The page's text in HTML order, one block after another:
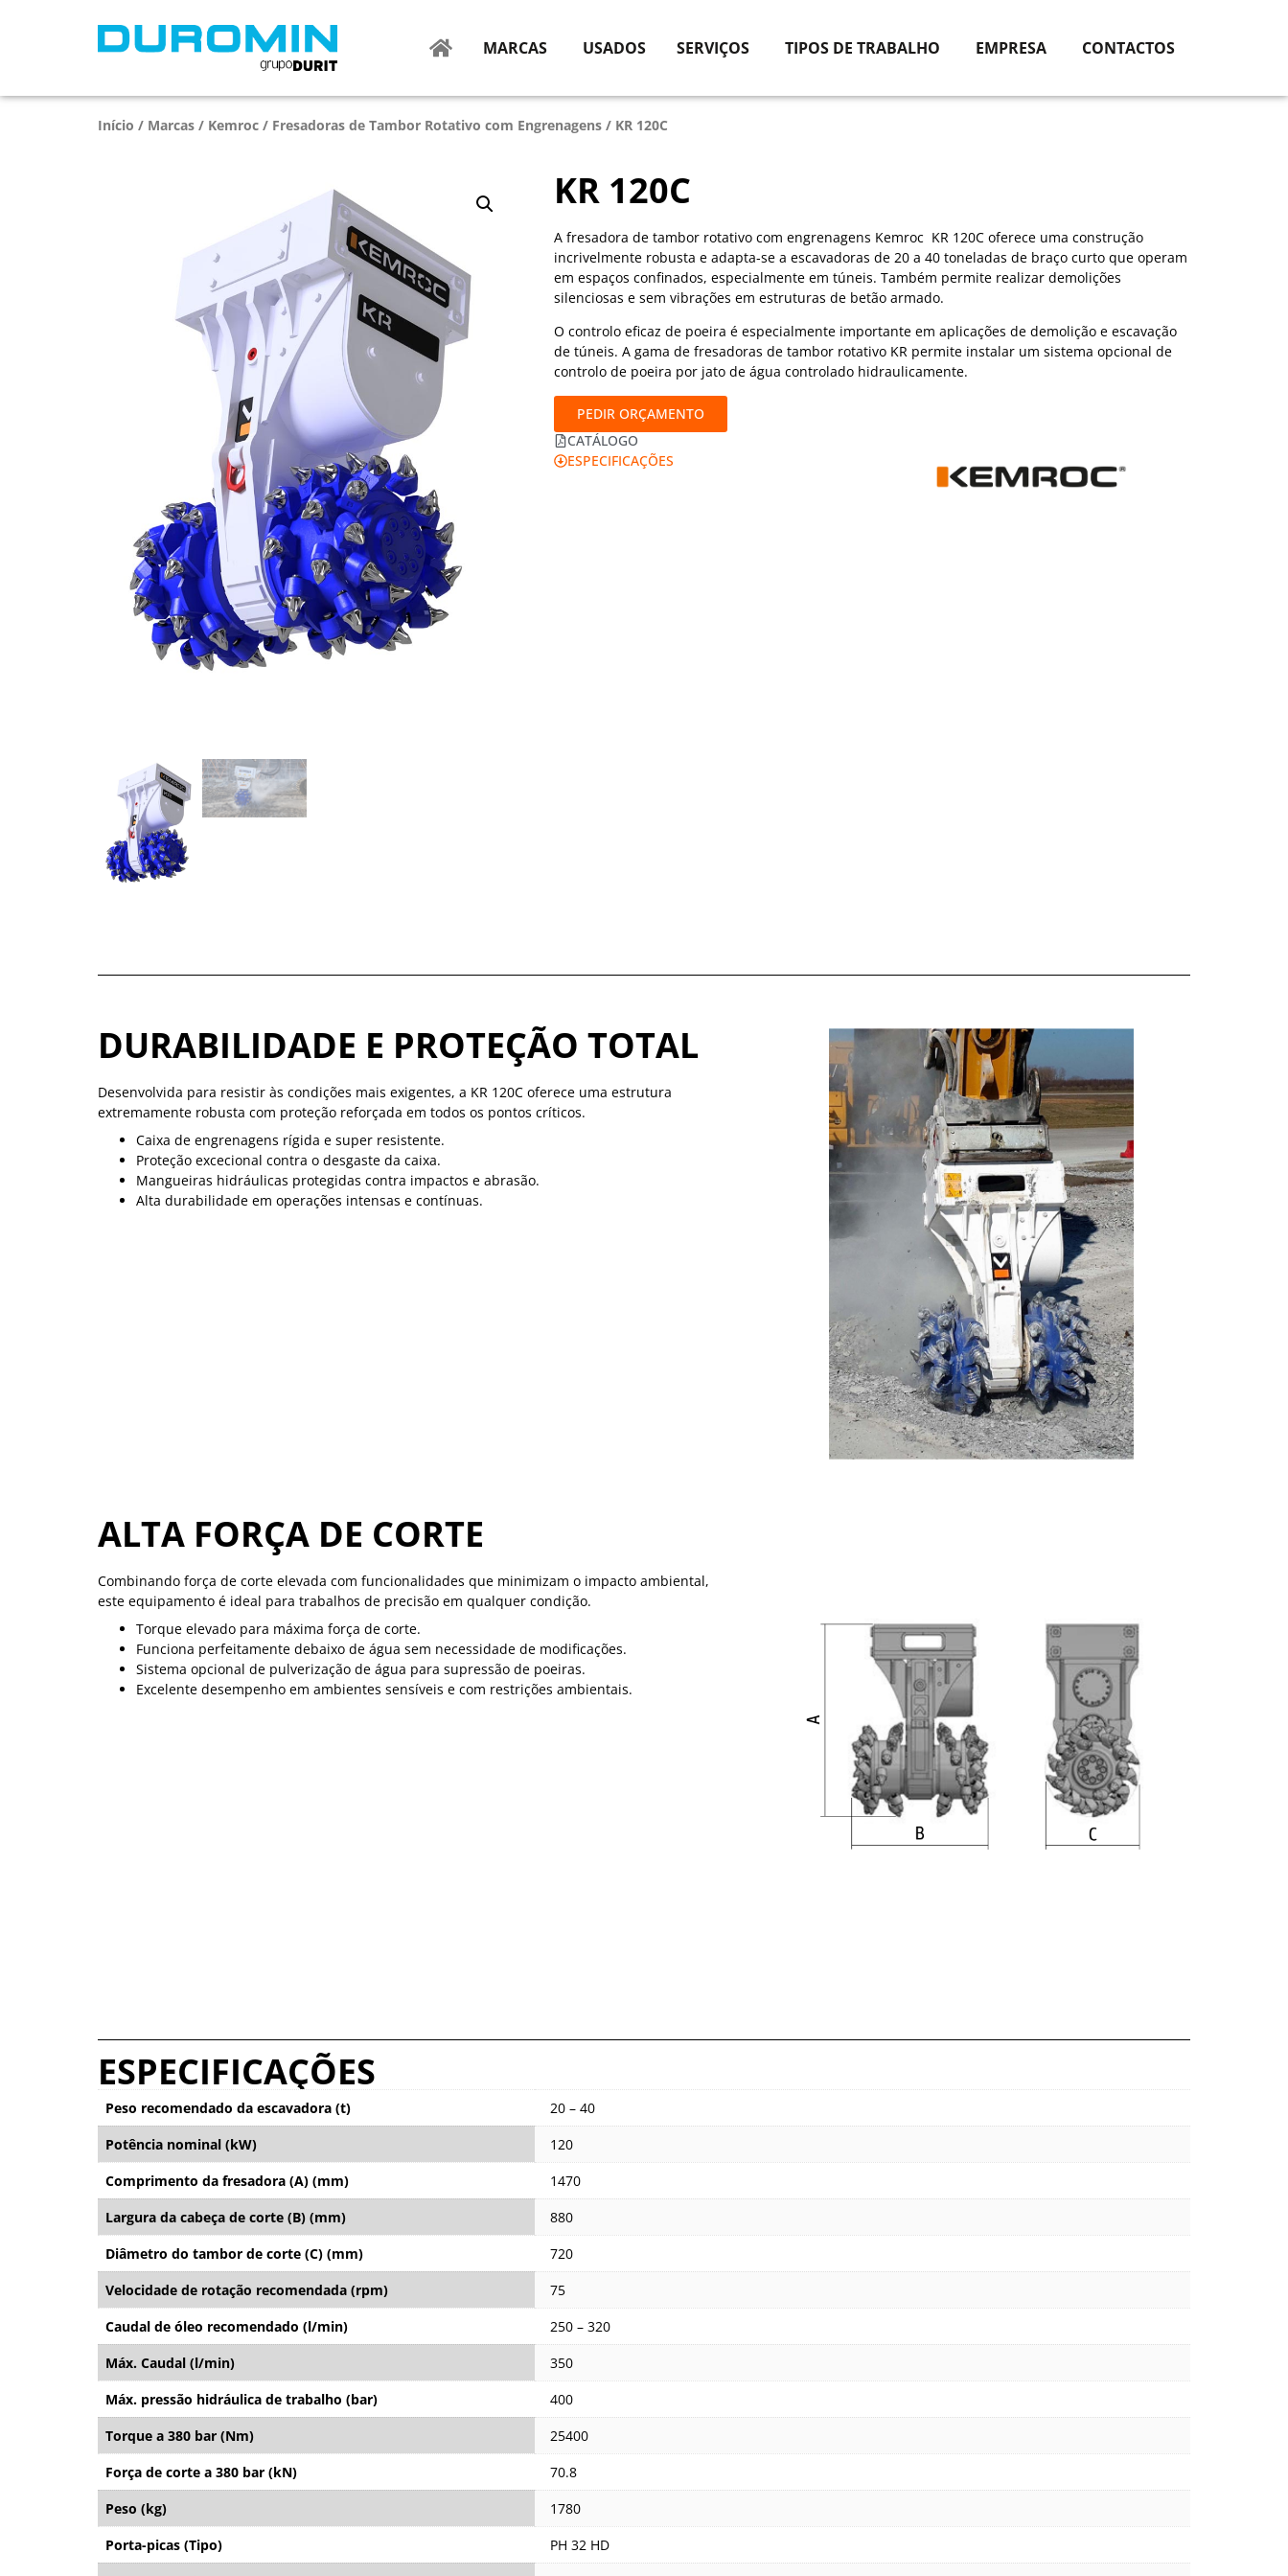
MARCAS USADOS SERVIÇOS TIPOS DE TRABALHO EMPRESA CONTACTOS
Início / Marcas / Kemroc / Fresadoras de Tambor Rotativo com Engrenagens / KR 120C
KR 120C
A fresadora de tambor rotativo com engrenagens Kemroc KR 120C oferece uma construção
incrivelmente robusta e adapta‑se a escavadoras de 20 a 40 toneladas de braço curto que operam
em espaços confinados, especialmente em túneis. Também permite realizar demolições
silenciosas e sem vibrações em estruturas de betão armado.
O controlo eficaz de poeira é especialmente importante em aplicações de demolição e escavação
de túneis. A gama de fresadoras de tambor rotativo KR permite instalar um sistema opcional de
controlo de poeira por jato de água controlado hidraulicamente.
PEDIR ORÇAMENTO
CATÁLOGO
ESPECIFICAÇÕES
DURABILIDADE E PROTEÇÃO TOTAL
Desenvolvida para resistir às condições mais exigentes, a KR 120C oferece uma estrutura
extremamente robusta com proteção reforçada em todos os pontos críticos.
Caixa de engrenagens rígida e super resistente.
Proteção excecional contra o desgaste da caixa.
Mangueiras hidráulicas protegidas contra impactos e abrasão.
Alta durabilidade em operações intensas e contínuas.
ALTA FORÇA DE CORTE
Combinando força de corte elevada com funcionalidades que minimizam o impacto ambiental,
este equipamento é ideal para trabalhos de precisão em qualquer condição.
Torque elevado para máxima força de corte.
Funciona perfeitamente debaixo de água sem necessidade de modificações.
Sistema opcional de pulverização de água para supressão de poeiras.
Excelente desempenho em ambientes sensíveis e com restrições ambientais.
ESPECIFICAÇÕES
Peso recomendado da escavadora (t)
20 – 40
Potência nominal (kW)
120
Comprimento da fresadora (A) (mm)
1470
Largura da cabeça de corte (B) (mm)
880
Diâmetro do tambor de corte (C) (mm)
720
Velocidade de rotação recomendada (rpm)
75
Caudal de óleo recomendado (l/min)
250 – 320
Máx. Caudal (l/min)
350
Máx. pressão hidráulica de trabalho (bar)
400
Torque a 380 bar (Nm)
25400
Força de corte a 380 bar (kN)
70.8
Peso (kg)
1780
Porta-picas (Tipo)
PH 32 HD